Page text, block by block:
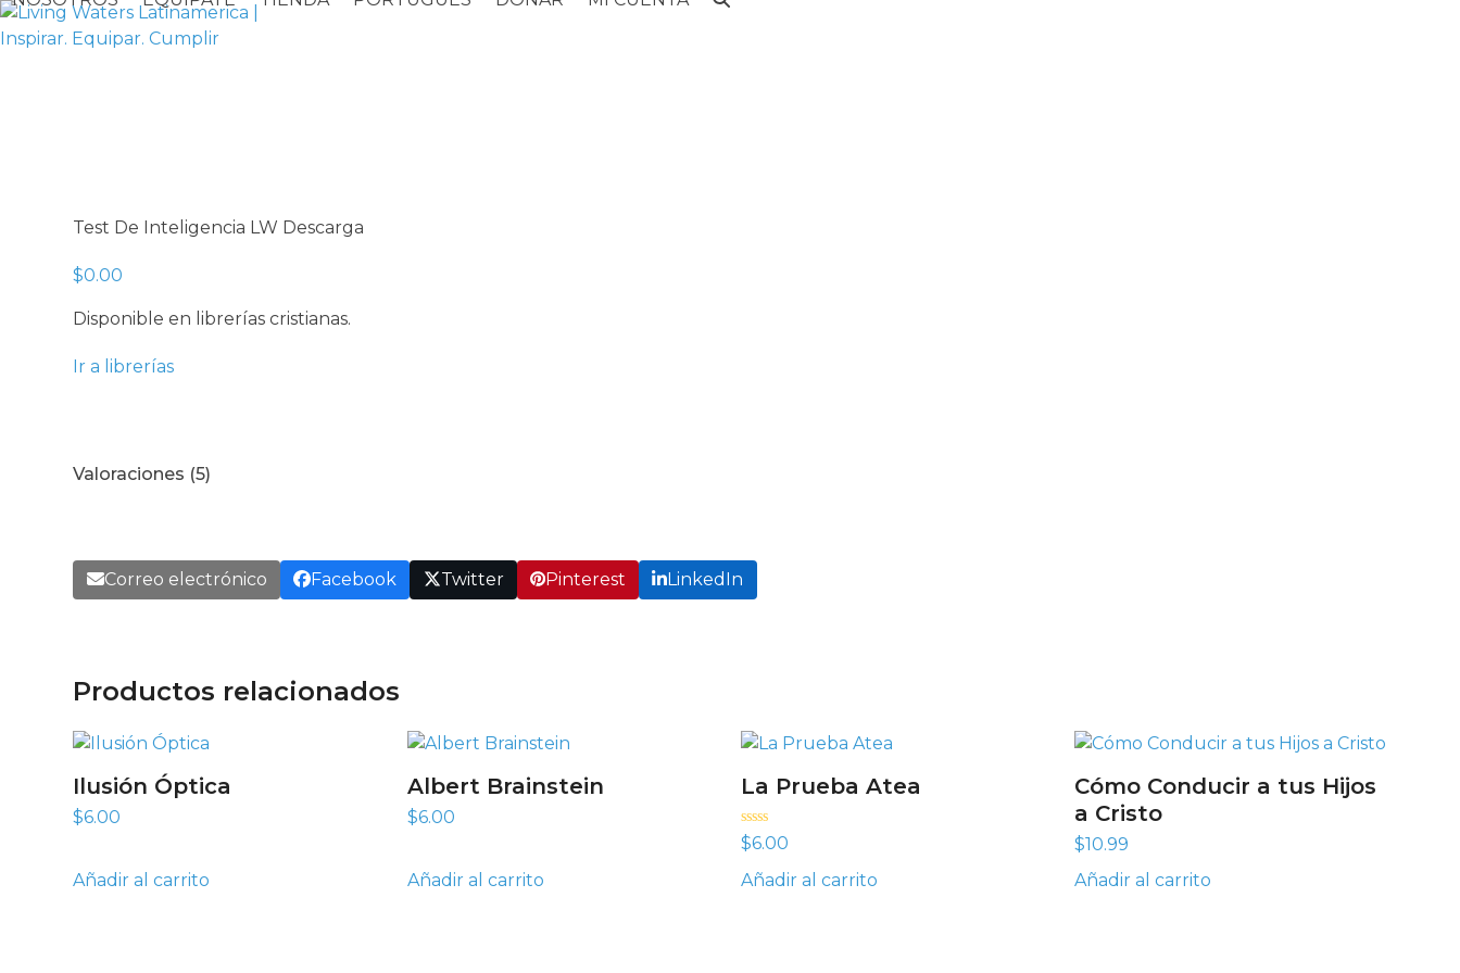
Skip
to
Test De Inteligencia LW Descarga
$0.00
Disponible en librerías cristianas.
Ir a librerías
Valoraciones (5)
Correo electrónico Facebook Twitter Pinterest LinkedIn
Productos relacionados
Ilusión Óptica
$6.00
Añadir al carrito
Albert Brainstein
$6.00
Añadir al carrito
La Prueba Atea
Valorado con
5.00de 5
$6.00
Añadir al carrito
Cómo Conducir a tus Hijos
a Cristo
$10.99
Añadir al carrito